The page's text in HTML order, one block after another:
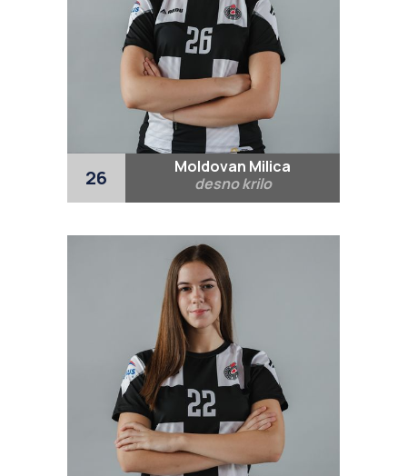
26
Moldovan Milica
desno krilo